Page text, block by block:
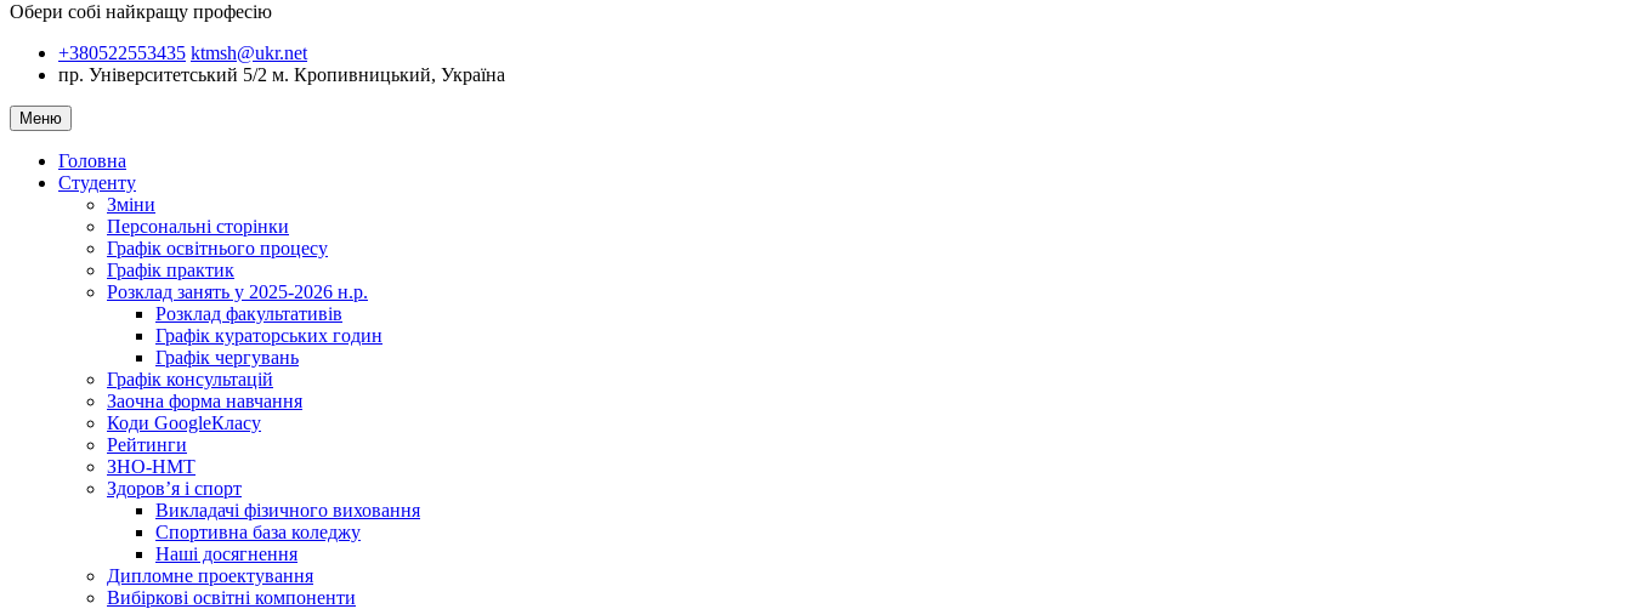
Обери собі найкращу професію
+380522553435 ktmsh@ukr.net
пр. Університетський 5/2 м. Кропивницький, Україна
Меню
Головна
Студенту
Зміни
Персональні сторінки
Графік освітнього процесу
Графік практик
Розклад занять у 2025-2026 н.р.
Розклад факультативів
Графік кураторських годин
Графік чергувань
Графік консультацій
Заочна форма навчання
Коди GoogleКласу
Рейтинги
ЗНО-НМТ
Здоров’я і спорт
Викладачі фізичного виховання
Спортивна база коледжу
Наші досягнення
Дипломне проектування
Вибіркові освітні компоненти